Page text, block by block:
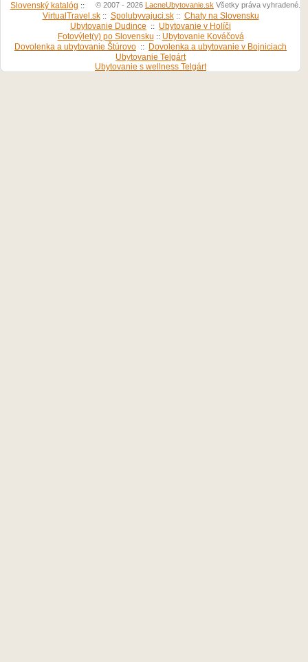
© 2007 - 2026 LacneUbytovanie.sk Všetky práva vyhradené.
Slovenský katalóg ::
VirtualTravel.sk:: Spolubyvajuci.sk:: Chaty na Slovensku
Ubytovanie Dudince :: Ubytovanie v Holíči
Fotovýlet(y) po Slovensku :: Ubytovanie Kováčová
Dovolenka a ubytovanie Štúrovo :: Dovolenka a ubytovanie v Bojniciach
Ubytovanie Telgárt
Ubytovanie s wellness Telgárt